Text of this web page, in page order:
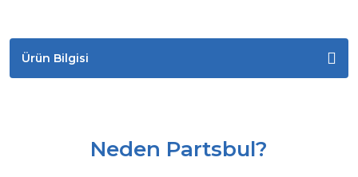
Ürün Bilgisi
Neden Partsbul?